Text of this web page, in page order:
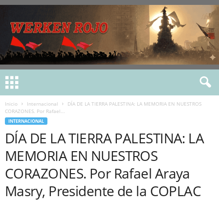
Inicio Internacional
DÍA DE LA TIERRA PALESTINA: LA MEMORIA EN NUESTROS
CORAZONES. Por Rafael...
INTERNACIONAL
DÍA DE LA TIERRA PALESTINA: LA
MEMORIA EN NUESTROS
CORAZONES. Por Rafael Araya
Masry, Presidente de la COPLAC